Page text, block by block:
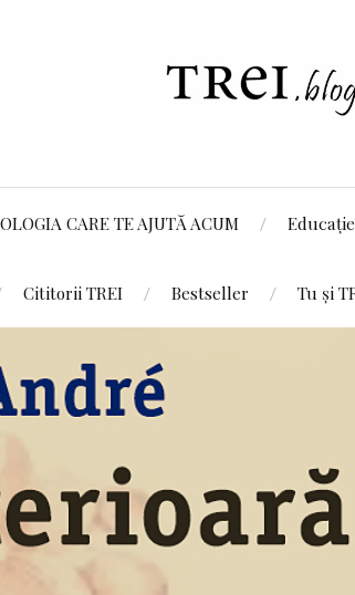
CARE TE AJUTĂ ACUM Educație
Cititorii TREI Bestseller Tu și